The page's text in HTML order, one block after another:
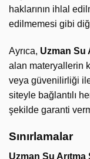
haklarının ihlal
edilmemesi gibi
Ayrıca, Uzman Su
alan materyallerin
veya güvenilirliği
siteyle bağlantılı
şekilde garanti
Sınırlamalar
Uzman Su